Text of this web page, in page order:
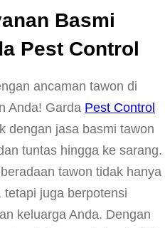
Basmi
Pest Control
ancaman tawon di
Anda! Garda Pest Control
dengan jasa basmi tawon
tuntas hingga ke sarang.
tawon tidak hanya
juga berpotensi
keluarga Anda. Dengan